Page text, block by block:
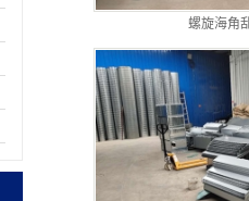
螺旋海角